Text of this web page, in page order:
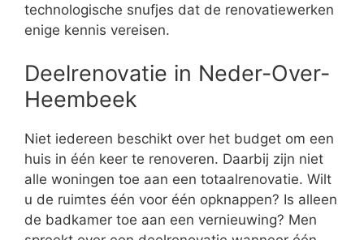
technologische snufjes dat de renovatiewerken
enige kennis vereisen.
Deelrenovatie in Neder-Over-
Heembeek
Niet iedereen beschikt over het budget om een
huis in één keer te renoveren. Daarbij zijn niet
alle woningen toe aan een totaalrenovatie. Wilt
u de ruimtes één voor één opknappen? Is alleen
de badkamer toe aan een vernieuwing? Men